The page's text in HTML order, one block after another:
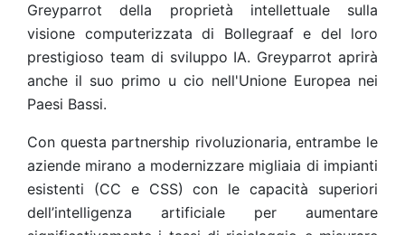
Greyparrot della proprietà intellettuale sulla
visione computerizzata di Bollegraaf e del loro
prestigioso team di sviluppo IA. Greyparrot aprirà
anche il suo primo u cio nell'Unione Europea nei
Paesi Bassi.
Con questa partnership rivoluzionaria, entrambe le
aziende mirano a modernizzare migliaia di impianti
esistenti (CC e CSS) con le capacità superiori
dell’intelligenza artificiale per aumentare